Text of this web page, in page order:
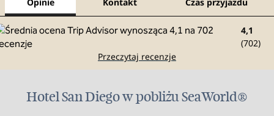
4,1
(702)
Przeczytaj recenzje
Hotel San Diego w pobliżu SeaWorld®